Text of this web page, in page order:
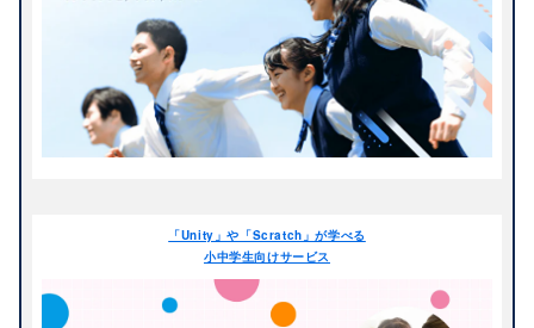
中学1年生
中学2年生 中学3年生
高校生 高校1年生
高校2年生 高校3年生
目的
「Unity」や「Scratch」が学べる
小中学生向けサービス